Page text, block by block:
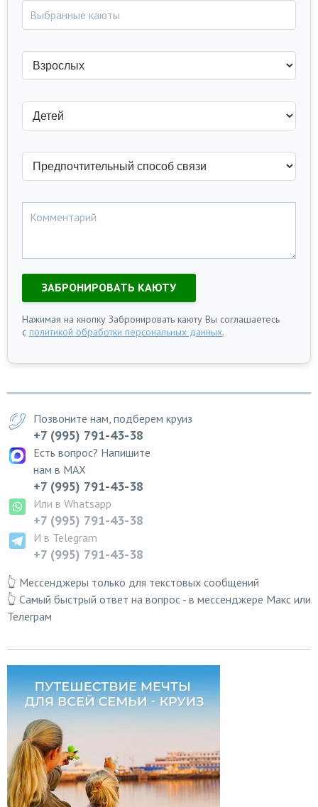
ЗАБРОНИРОВАТЬ КАЮТУ
Нажимая на кнопку Забронировать каюту Вы соглашаетесь
с политикой обработки персональных данных.
Позвоните нам, подберем круиз
+7 (995) 791-43-38
Есть вопрос? Напишите
нам в MAX
+7 (995) 791-43-38
Или в Whatsapp
+7 (995) 791-43-38
И в Telegram
+7 (995) 791-43-38
👆 Мессенджеры только для текстовых сообщений
👆 Самый быстрый ответ на вопрос - в мессенджере Макс или
Телеграм